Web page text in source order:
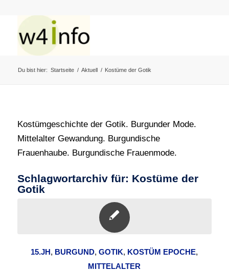
Du bist hier: Startseite / Aktuell / Kostüme der Gotik
Kostümgeschichte der Gotik. Burgunder Mode.
Mittelalter Gewandung. Burgundische
Frauenhaube. Burgundische Frauenmode.
Schlagwortarchiv für: Kostüme der
Gotik
15.JH, BURGUND,GOTIK, KOSTÜM EPOCHE,
MITTELALTER